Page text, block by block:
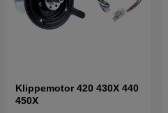
Klippemotor 420 430X 440
450X